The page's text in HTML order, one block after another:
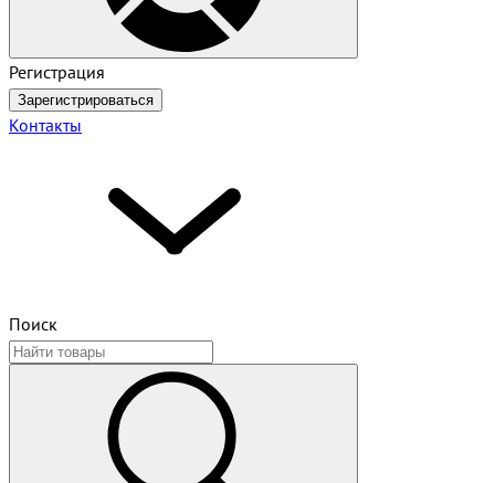
Регистрация
Зарегистрироваться
Контакты
Поиск